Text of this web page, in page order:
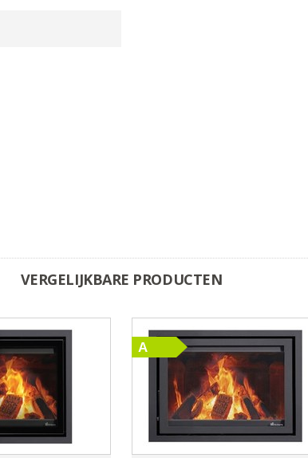
VERGELIJKBARE PRODUCTEN